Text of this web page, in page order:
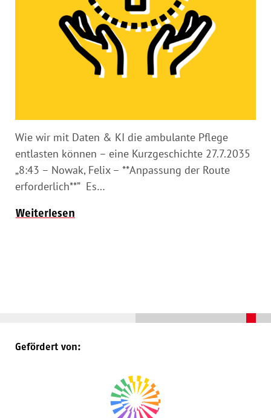
Wie wir mit Daten & KI die ambulante Pflege
entlasten können – eine Kurzgeschichte 27.7.2035
„8:43 – Nowak, Felix – **Anpassung der Route
erforderlich**” Es…
Weiterlesen
Gefördert von: